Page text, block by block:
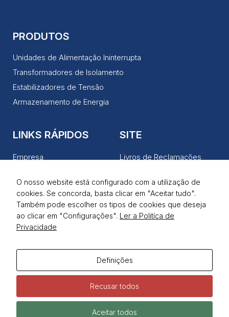
PRODUTOS
Unidades de Alimentação Ininterrupta
Transformadores de Isolamento
Estabilizadores de Tensão
Armazenamento de Energia
LINKS RÁPIDOS
Empresa
Serviços
Notícias
Contactos
SITE
Livros de Reclamações
Termos de Utilização
REDES SOCIAIS
O nosso website está configurado com a utilização de
cookies. Se concorda, basta clicar em "Aceitar tudo".
Também pode escolher os tipos de cookies que deseja
ao clicar em "Configurações". Ler a Politíca de
Privacidade
Definições
Recusar todos
Aceitar todos